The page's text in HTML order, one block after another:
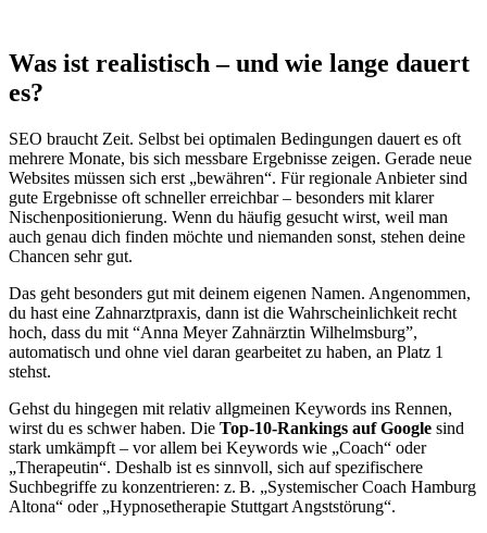
Was ist realistisch – und wie lange dauert
es?
SEO braucht Zeit. Selbst bei optimalen Bedingungen dauert es oft
mehrere Monate, bis sich messbare Ergebnisse zeigen. Gerade neue
Websites müssen sich erst „bewähren“. Für regionale Anbieter sind
gute Ergebnisse oft schneller erreichbar – besonders mit klarer
Nischenpositionierung. Wenn du häufig gesucht wirst, weil man
auch genau dich finden möchte und niemanden sonst, stehen deine
Chancen sehr gut.
Das geht besonders gut mit deinem eigenen Namen. Angenommen,
du hast eine Zahnarztpraxis, dann ist die Wahrscheinlichkeit recht
hoch, dass du mit “Anna Meyer Zahnärztin Wilhelmsburg”,
automatisch und ohne viel daran gearbeitet zu haben, an Platz 1
stehst.
Gehst du hingegen mit relativ allgmeinen Keywords ins Rennen,
wirst du es schwer haben. Die Top-10-Rankings auf Google sind
stark umkämpft – vor allem bei Keywords wie „Coach“ oder
„Therapeutin“. Deshalb ist es sinnvoll, sich auf spezifischere
Suchbegriffe zu konzentrieren: z. B. „Systemischer Coach Hamburg
Altona“ oder „Hypnosetherapie Stuttgart Angststörung“.